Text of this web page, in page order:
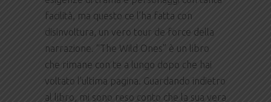
facilità, ma questo ce l’ha fatta con
disinvoltura, un vero tour de force della
narrazione. “The Wild Ones” è un libro
che rimane con te a lungo dopo che hai
voltato l’ultima pagina. Guardando indietro
al libro, mi sono reso conto che la sua vera